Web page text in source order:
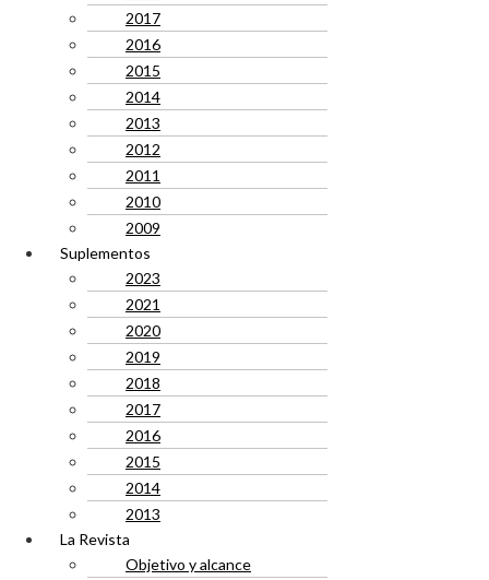
2017
2016
2015
2014
2013
2012
2011
2010
2009
Suplementos
2023
2021
2020
2019
2018
2017
2016
2015
2014
2013
La Revista
Objetivo y alcance